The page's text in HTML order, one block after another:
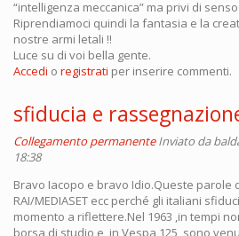
“intelligenza meccanica” ma privi di
Riprendiamoci quindi la fantasia e la
nostre armi letali !!
Luce su di voi bella gente.
Accedi o registrati per inserire commenti.
sfiducia e
Collegamento permanente Inviato da
18:38
Bravo Iacopo e bravo Idio.Queste
RAI/MEDIASET ecc perché gli italiani
momento a riflettere.Nel 1963 ,in tempi
borsa di studio e ,in Vespa 125, sono